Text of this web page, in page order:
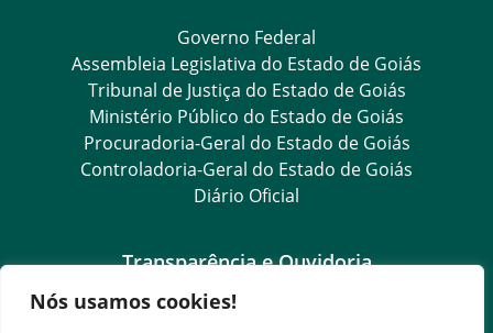
Nós usamos cookies!
Governo Federal
Assembleia Legislativa do Estado de Goiás
Tribunal de Justiça do Estado de Goiás
Ministério Público do Estado de Goiás
Procuradoria-Geral do Estado de Goiás
Controladoria-Geral do Estado de Goiás
Diário Oficial
Transparência e Ouvidoria
LGPD